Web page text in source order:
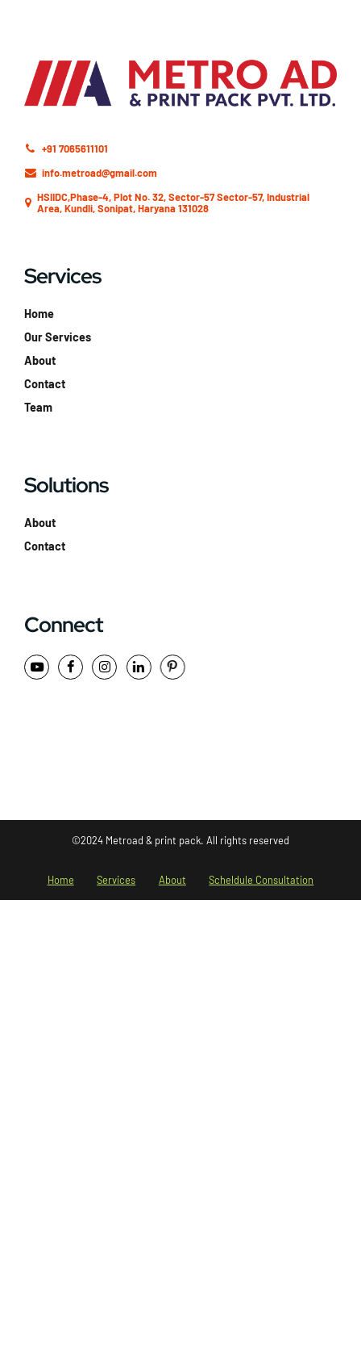
+91 7065611101
info.metroad@gmail.com
HSIIDC,Phase-4, Plot No. 32, Sector-57 Sector-57, Industrial
Area, Kundli, Sonipat, Haryana 131028
Services
Home
Our Services
About
Contact
Team
Solutions
About
Contact
Connect
©2024 Metroad & print pack. All rights reserved
Home Services About Scheldule Consultation